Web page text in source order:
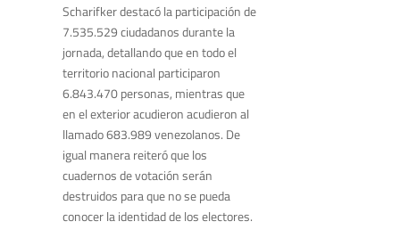
Scharifker destacó la participación de
7.535.529 ciudadanos durante la
jornada, detallando que en todo el
territorio nacional participaron
6.843.470 personas, mientras que
en el exterior acudieron acudieron al
llamado 683.989 venezolanos. De
igual manera reiteró que los
cuadernos de votación serán
destruidos para que no se pueda
conocer la identidad de los electores.